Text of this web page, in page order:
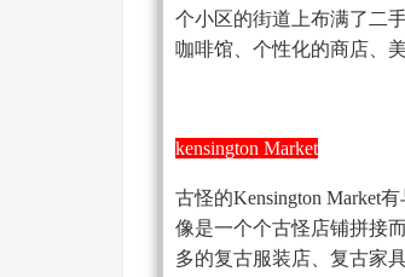
个小区的街道上布满了二
咖啡馆、个性化的商店、
kensington Market
古怪的Kensington Market
像是一个个古怪店铺拼接
多的复古服装店、复古家